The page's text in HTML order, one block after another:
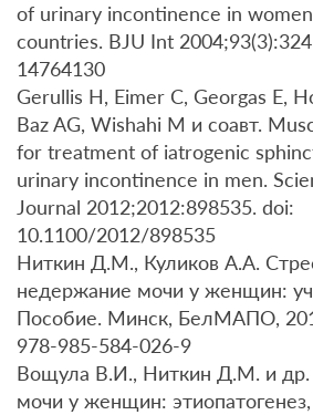
of urinary incontinence in
countries. BJU Int
14764130
Gerullis H, Eimer C, Georgas E,
Baz AG, Wishahi M и соавт.
for treatment of iatrogenic
urinary incontinence in men.
Journal 2012;2012:898535. doi:
10.1100/2012/898535
Ниткин Д.М., Куликов А.А.
недержание мочи у женщин:
Пособие. Минск, БелМАПО,
978-985-584-026-9
Вощула В.И., Ниткин Д.М. и
мочи у женщин: этиопатогенез,